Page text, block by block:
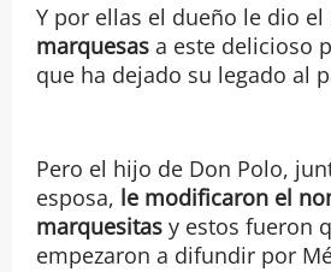
Y por ellas el dueño le dio
marquesasa este delicioso
que ha dejado su legado al
Pero el hijo de Don Polo,
esposa, le modificaron el
marquesitas y estos fueron
empezaron a difundir por